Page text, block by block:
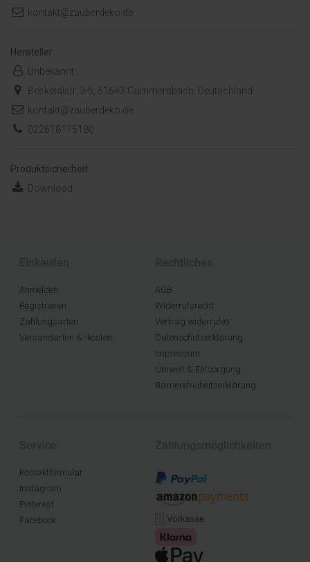
kontakt@zauberdeko.de
Hersteller
Unbekannt
Becketalstr. 3-5, 51643 Gummersbach, Deutschland
kontakt@zauberdeko.de
022618175180
Produktsicherheit
Download
Anmelden
Registrieren
Zahlungsarten
Versandarten & -kosten
AGB
Widerrufsrecht
Vertrag widerrufen
Datenschutzerklärung
Impressum
Umwelt & Entsorgung
Barrierefreiheitserklärung
Kontaktformular
Instagram
Pinterest
Facebook